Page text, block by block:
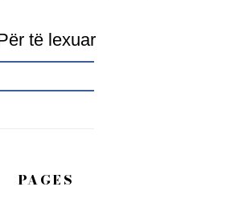
të lexuar
PAGES